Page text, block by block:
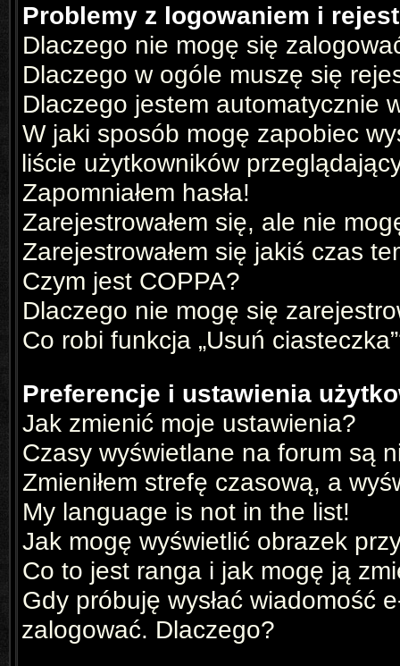
Problemy z logowaniem i
Dlaczego nie mogę się
Dlaczego w ogóle muszę się
Dlaczego jestem automatycznie
W jaki sposób mogę zapobiec
liście użytkowników
Zapomniałem hasła!
Zarejestrowałem się, ale nie
Zarejestrowałem się jakiś czas
Czym jest COPPA?
Dlaczego nie mogę się
Co robi funkcja „Usuń
Preferencje i ustawienia
Jak zmienić moje ustawienia?
Czasy wyświetlane na forum są
Zmieniłem strefę czasową, a
My language is not in the list!
Jak mogę wyświetlić obrazek
Co to jest ranga i jak mogę ją
Gdy próbuję wysłać wiadomość
zalogować. Dlaczego?